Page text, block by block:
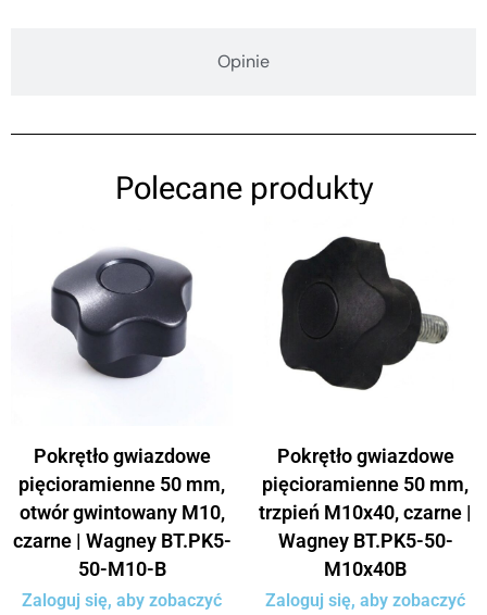
Opinie
Polecane produkty
Pokrętło gwiazdowe
pięcioramienne 50 mm,
otwór gwintowany M10,
czarne | Wagney BT.PK5-
50-M10-B
Zaloguj się, aby zobaczyć
Pokrętło gwiazdowe
pięcioramienne 50 mm,
trzpień M10x40, czarne |
Wagney BT.PK5-50-
M10x40B
Zaloguj się, aby zobaczyć